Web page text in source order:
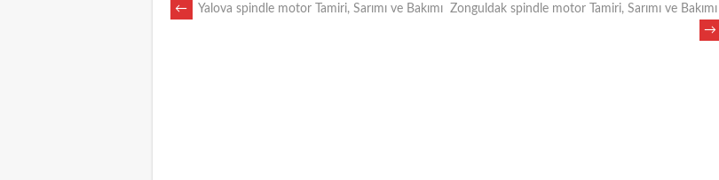
POST
← Yalova spindle motor Tamiri, Sarımı ve Bakımı Zonguldak spindle motor Tamiri, Sarımı ve Bakımı
→